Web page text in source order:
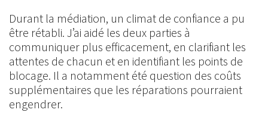
Durant la médiation, un climat de confiance a pu
être rétabli. J’ai aidé les deux parties à
communiquer plus efficacement, en clarifiant les
attentes de chacun et en identifiant les points de
blocage. Il a notamment été question des coûts
supplémentaires que les réparations pourraient
engendrer.